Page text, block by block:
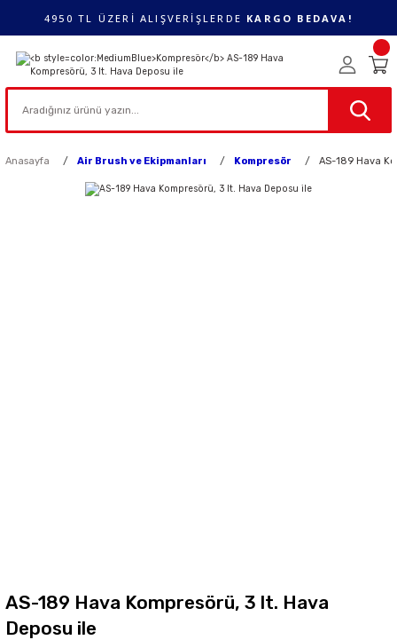
4950 TL ÜZERİ ALIŞVERİŞLERDE KARGO BEDAVA!
Anasayfa Air Brush ve Ekipmanları Kompresör AS-189 Hava
AS-189 Hava Kompresörü, 3 lt. Hava
Deposu ile